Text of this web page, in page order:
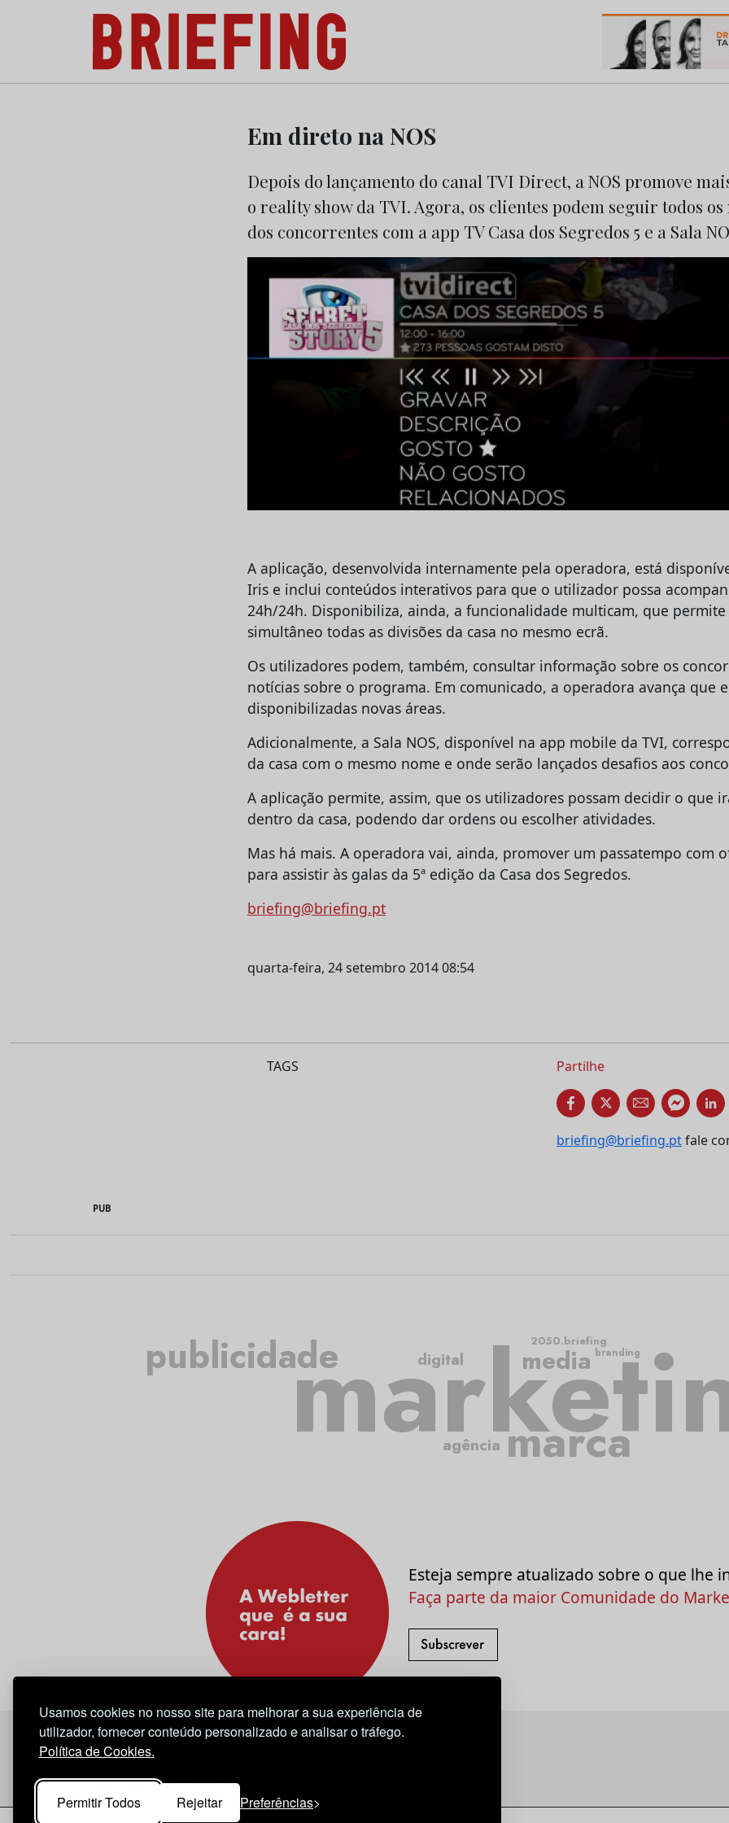
Usamos cookies no nosso site para melhorar a sua experiência de
utilizador, fornecer conteúdo personalizado e analisar o tráfego.
Política de Cookies.
Permitir Todos Rejeitar Preferências
Briefing: Todas as notícias sobre os negócios do Marketing e da Publicidade
Em direto na NOS
Depois do lançamento do canal TVI Direct, a NOS promove
o reality show da TVI. Agora, os clientes podem seguir todos
dos concorrentes com a app TV Casa dos Segredos 5 e a Sala
A aplicação, desenvolvida internamente pela operadora, está
Iris e inclui conteúdos interativos para que o utilizador possa
24h/24h. Disponibiliza, ainda, a funcionalidade multicam, que permite
simultâneo todas as divisões da casa no mesmo ecrã.
Os utilizadores podem, também, consultar informação sobre os
notícias sobre o programa. Em comunicado, a operadora avança que
disponibilizadas novas áreas.
Adicionalmente, a Sala NOS, disponível na app mobile da TVI,
da casa com o mesmo nome e onde serão lançados desafios aos
A aplicação permite, assim, que os utilizadores possam decidir o que
dentro da casa, podendo dar ordens ou escolher atividades.
Mas há mais. A operadora vai, ainda, promover um passatempo com
para assistir às galas da 5ª edição da Casa dos Segredos.
briefing@briefing.pt
quarta-feira, 24 setembro 2014 08:54
TAGS Partilhe
briefing@briefing.ptfale
PUB
publicidade
marca
media
agência
digital
2050.briefing
branding
Esteja sempre atualizado sobre o que lhe
Faça parte da maior Comunidade do